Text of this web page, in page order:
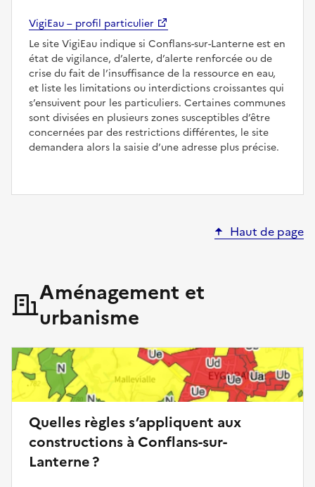
VigiEau – profil particulier
Le site VigiEau indique si Conflans-sur-Lanterne est en
état de vigilance, d’alerte, d’alerte renforcée ou de
crise du fait de l’insuffisance de la ressource en eau,
et liste les limitations ou interdictions croissantes qui
s’ensuivent pour les particuliers. Certaines communes
sont divisées en plusieurs zones susceptibles d’être
concernées par des restrictions différentes, le site
demandera alors la saisie d’une adresse plus précise.
Haut de page
Aménagement et
urbanisme
Quelles règles s’appliquent aux
constructions à Conflans-sur-
Lanterne ?